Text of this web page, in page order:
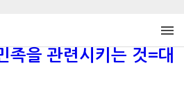

족을 관련시키는 것=대